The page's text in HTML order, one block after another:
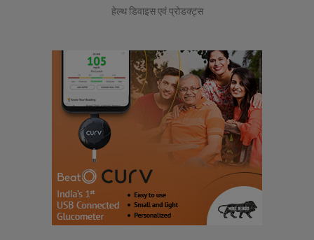
हेल्थ डिवाइस एवं प्रोडक्ट्स